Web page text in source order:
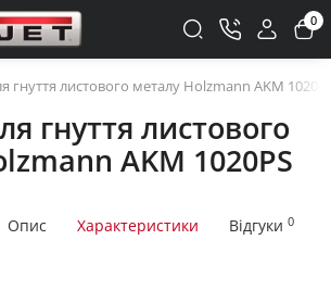
0
гнуття листового металу Holzmann AKM
гнуття листового
AKM 1020PS
Опис Характеристики Відгуки 0